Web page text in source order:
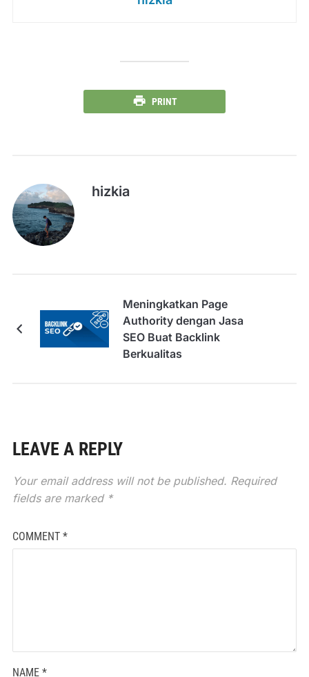
PRINT
hizkia
Meningkatkan Page
Authority dengan Jasa
SEO Buat Backlink
Berkualitas
LEAVE A REPLY
Your email address will not be published. Required
fields are marked *
COMMENT *
NAME *